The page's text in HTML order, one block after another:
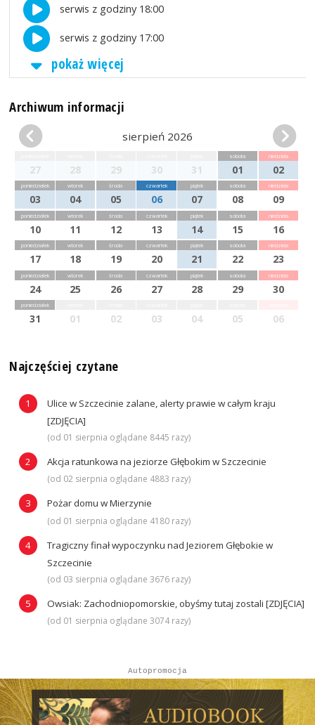
serwis z godziny 18:00
serwis z godziny 17:00
pokaż więcej
Archiwum informacji
sierpień 2026
27 28 29 30 31
sobota
01
niedziela
02
poniedziałek
03
wtorek
04
środa
05
czwartek
06
piątek
07
sobota
08
niedziela
09
poniedziałek
10
wtorek
11
środa
12
czwartek
13
piątek
14
sobota
15
niedziela
16
poniedziałek
17
wtorek
18
środa
19
czwartek
20
piątek
21
sobota
22
niedziela
23
poniedziałek
24
wtorek
25
środa
26
czwartek
27
piątek
28
sobota
29
niedziela
30
poniedziałek
31 01 02 03 04 05 06
Najczęściej czytane
Ulice w Szczecinie zalane, alerty prawie w całym kraju
[ZDJĘCIA]
(od 01 sierpnia oglądane 8445 razy)
Akcja ratunkowa na jeziorze Głębokim w Szczecinie
(od 02 sierpnia oglądane 4883 razy)
Pożar domu w Mierzynie
(od 01 sierpnia oglądane 4180 razy)
Tragiczny finał wypoczynku nad Jeziorem Głębokie w
Szczecinie
(od 03 sierpnia oglądane 3676 razy)
Owsiak: Zachodniopomorskie, obyśmy tutaj zostali [ZDJĘCIA]
(od 01 sierpnia oglądane 3074 razy)
Autopromocja